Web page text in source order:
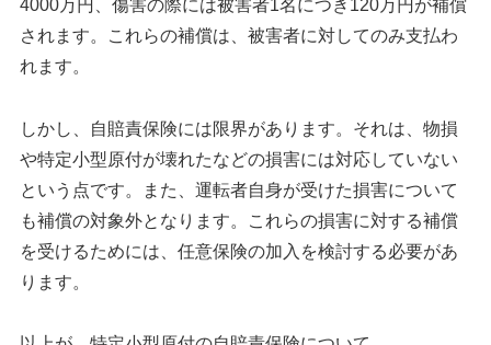
4000万円、傷害の際には被害者1名につき120万円が補償
されます。これらの補償は、被害者に対してのみ支払わ
れます。
しかし、自賠責保険には限界があります。それは、物損
や特定小型原付が壊れたなどの損害には対応していない
という点です。また、運転者自身が受けた損害について
も補償の対象外となります。これらの損害に対する補償
を受けるためには、任意保険の加入を検討する必要があ
ります。